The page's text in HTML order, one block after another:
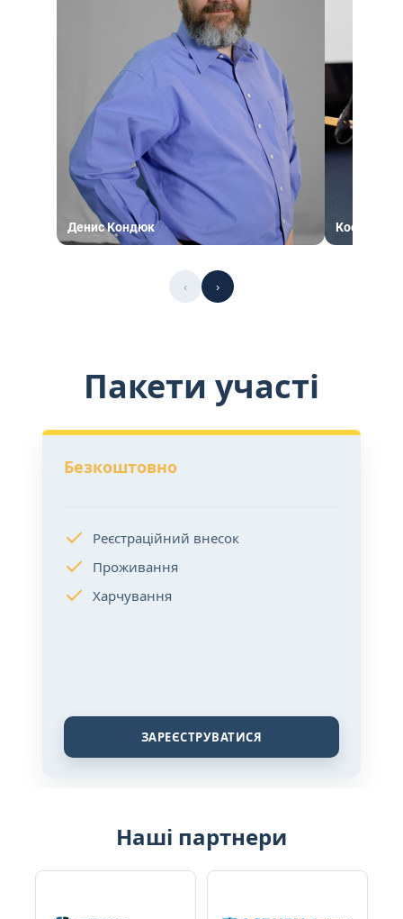
‹ ›
Денис Кондюк
Пакети участі
Безкоштовно
Реєстраційний внесок
Проживання
Харчування
ЗАРЕЄСТРУВАТИСЯ
Наші партнери